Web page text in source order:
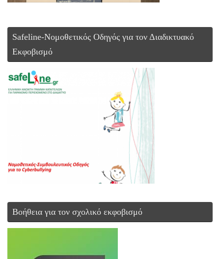
Safeline-Νομοθετικός Οδηγός για τον Διαδικτυακό
Εκφοβισμό
Βοήθεια για τον σχολικό εκφοβισμό